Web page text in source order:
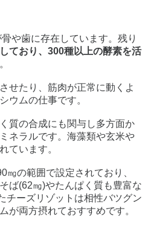
や歯に存在しています。残り
ており、300種以上の酵素を活
せたり、筋肉が正常に動くよ
ウムの仕事です。
質の合成にも関与し多方面か
ネラルです。海藻類や玄米や
ています。
㎎の範囲で設定されており、
ば(62㎎)やたんぱく質も豊富な
チーズリゾットは相性バツグン
が両方摂れておすすめです。